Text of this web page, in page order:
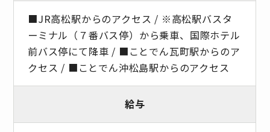
■JR高松駅からのアクセス / ※高松駅バスタ
ーミナル（７番バス停）から乗車、国際ホテル
前バス停にて降車 / ■ことでん瓦町駅からのア
クセス / ■ことでん沖松島駅からのアクセス
給与